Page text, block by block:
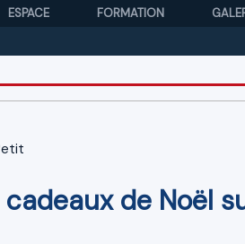
ESPACE FORMATION
de Noël